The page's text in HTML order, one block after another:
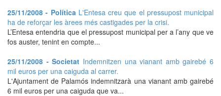
25/11/2008 - Política L'Entesa creu que el pressupost municipal
ha de reforçar les àrees més castigades per la crisi.
L’Entesa entendria que el pressupost municipal per a l’any que ve
fos auster, tenint en compte...
25/11/2008 - Societat Indemnitzen una vianant amb gairebé 6
mil euros per una caiguda al carrer.
L'Ajuntament de Palamós indemnitzarà una vianant amb gairebé
6 mil euros per una caiguda que va...